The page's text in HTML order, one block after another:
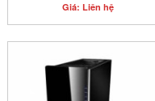
Giá: Liên hệ